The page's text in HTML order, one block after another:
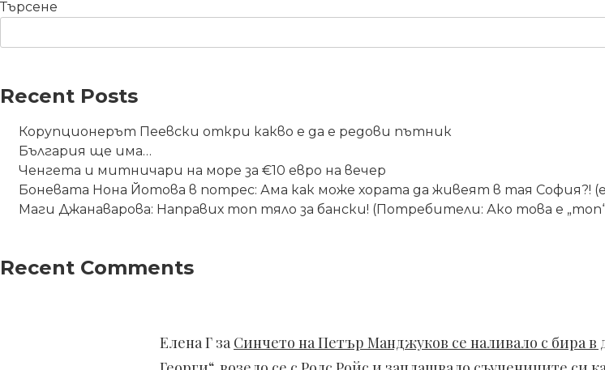
Търсене
Recent Posts
Корупционерът Пеевски откри какво е да е редови пътник
България ще има…
Ченгета и митничари на море за €10 евро на вечер
Боневата Нона Йотова в потрес: Ама как може хората да живеят в тая София?!
Маги Джанаварова: Направих топ тяло за бански! (Потребители: Ако това е
Recent Comments
Елена Г за Синчето на Петър Манджуков се наливало с бира в